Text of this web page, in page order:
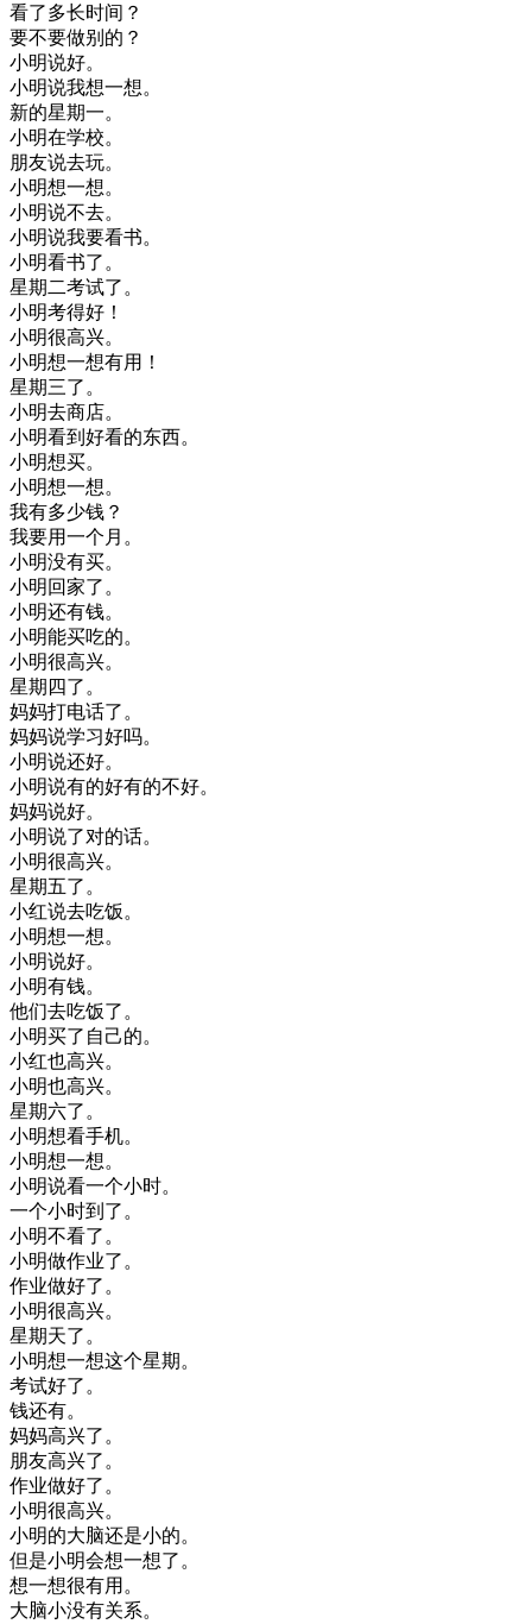
看了多长时间 ？
要不要做别的 ？
小明说好。
小明说我想一想。
新的星期一。
小明在学校。
朋友说去玩。
小明想一想。
小明说不去。
小明说我要看书。
小明看书了。
星期二考试了。
小明考得好 ！
小明很高兴。
小明想一想有用 ！
星期三了。
小明去商店。
小明看到 好看的东西。
小明想买。
小明想一想。
我有多少钱 ？
我要用一个月 。
小明没有买。
小明 回家了。
小明还有钱。
小明能买吃的。
小明很高兴。
星期四了。
妈妈打电话了。
妈妈说学习好吗。
小明说还好。
小明说有的好有的不好。
妈妈说好。
小明说了对的话。
小明很高兴。
星期五了。
小红说去吃饭。
小明想一想。
小明说好。
小明有钱。
他们去吃饭了。
小明买了 自己的。
小红也高兴。
小明也高兴。
星期六了。
小明想看手机。
小明想一想。
小明说看一个小时。
一个小时到了。
小明不看了。
小明做作业了。
作业做好了。
小明很高兴。
星期天了。
小明想一想这个星期。
考试好了。
钱还有。
妈妈高兴了。
朋友高兴了。
作业做好了。
小明很高兴。
小明的大脑还是小的。
但是小明会想一想了。
想一想很有用 。
大脑小没有关系。